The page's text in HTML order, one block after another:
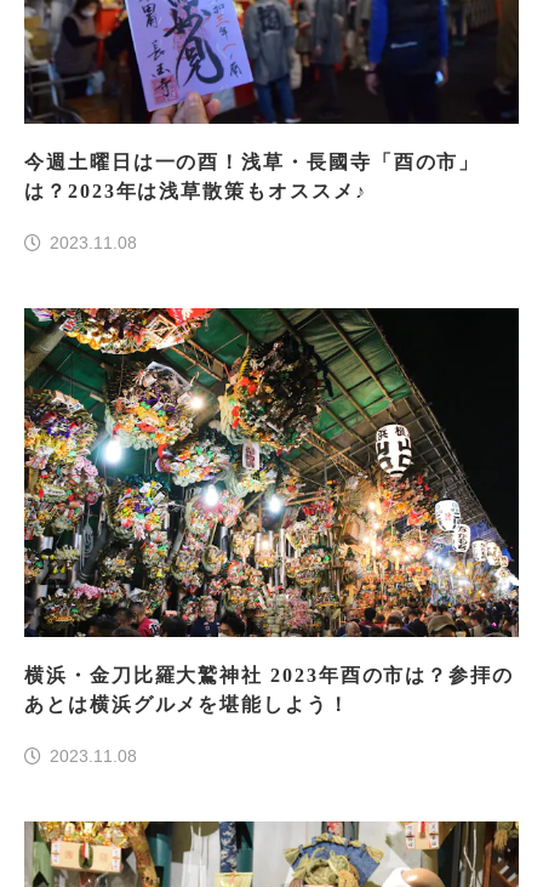
今週土曜日は一の酉！浅草・長國寺「酉の市」
は？2023年は浅草散策もオススメ♪
2023.11.08
横浜・金刀比羅大鷲神社 2023年酉の市は？参拝の
あとは横浜グルメを堪能しよう！
2023.11.08